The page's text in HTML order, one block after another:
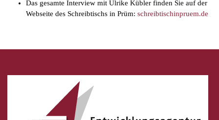
Das gesamte Interview mit Ulrike Kübler finden Sie auf der
Webseite des Schreibtischs in Prüm: schreibtischinpruem.de